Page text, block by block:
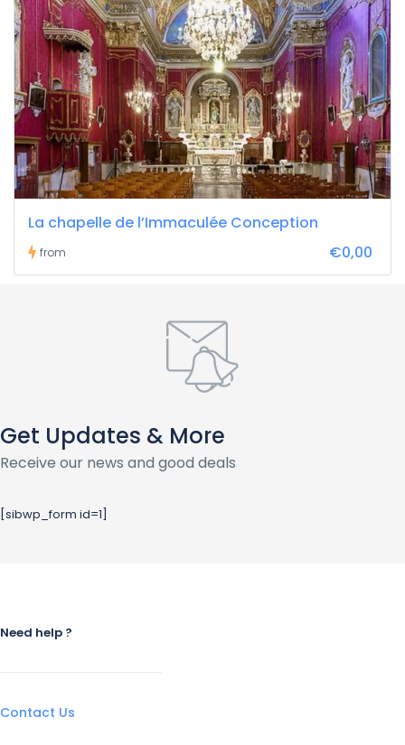
La chapelle de l’Immaculée Conception
from €0,00
Get Updates & More
Receive our news and good deals
[sibwp_form id=1]
Need help ?
Contact Us